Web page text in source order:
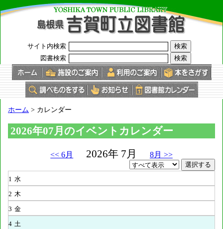
このページの本文へ
サイト内検索
図書検索
現
の
位
置：
ホーム > カレンダー
2026年07月のイベントカレンダー
<< 6月 2026年 7月 8月 >>
1 水
2 木
3 金
4 土